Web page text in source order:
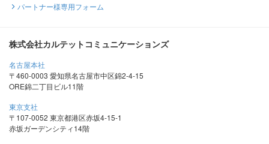
パートナー様専用フォーム
株式会社カルテットコミュニケーションズ
名古屋本社
〒460-0003 愛知県名古屋市中区錦2-4-15
ORE錦二丁目ビル11階
東京支社
〒107-0052 東京都港区赤坂4-15-1
赤坂ガーデンシティ14階